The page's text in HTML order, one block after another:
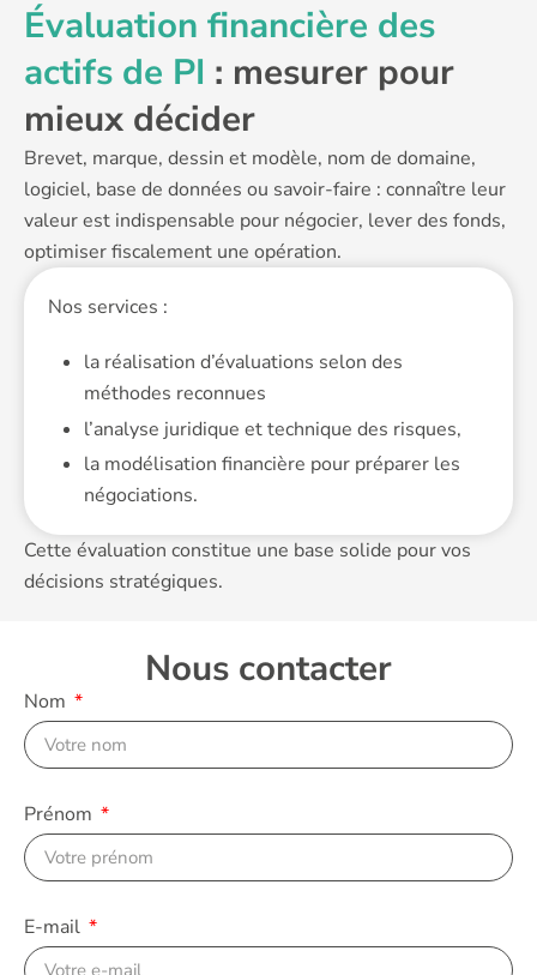
Évaluation financière des
actifs de PI : mesurer pour
mieux décider
Brevet, marque, dessin et modèle, nom de domaine,
logiciel, base de données ou savoir-faire : connaître leur
valeur est indispensable pour négocier, lever des fonds,
optimiser fiscalement une opération.
Nos services :
la réalisation d’évaluations selon des
méthodes reconnues
l’analyse juridique et technique des risques,
la modélisation financière pour préparer les
négociations.
Cette évaluation constitue une base solide pour vos
décisions stratégiques.
Nous contacter
Nom
Prénom
E-mail